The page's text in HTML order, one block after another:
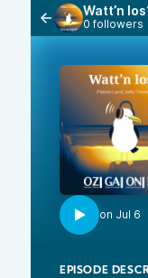
Watt’n
0 followers
EPISODE